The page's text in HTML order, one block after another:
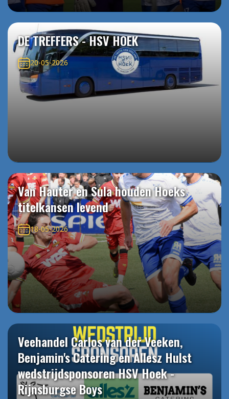
DE TREFFERS - HSV HOEK
20-05-2026
Van Hauter en Sula houden Hoeks
titelkansen levend
18-05-2026
Veehandel Carlos van der Veeken,
Benjamin's Catering en Allesz Hulst
wedstrijdsponsoren HSV Hoek -
Rijnsburgse Boys